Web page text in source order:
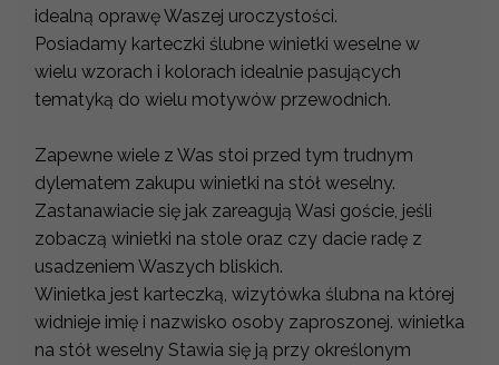
idealną oprawę Waszej uroczystości.
Posiadamy karteczki ślubne winietki weselne w
wielu wzorach i kolorach idealnie pasujących
tematyką do wielu motywów przewodnich.
Zapewne wiele z Was stoi przed tym trudnym
dylematem zakupu winietki na stół weselny.
Zastanawiacie się jak zareagują Wasi goście, jeśli
zobaczą winietki na stole oraz czy dacie radę z
usadzeniem Waszych bliskich.
Winietka jest karteczką, wizytówka ślubna na której
widnieje imię i nazwisko osoby zaproszonej. winietka
na stół weselny Stawia się ją przy określonym